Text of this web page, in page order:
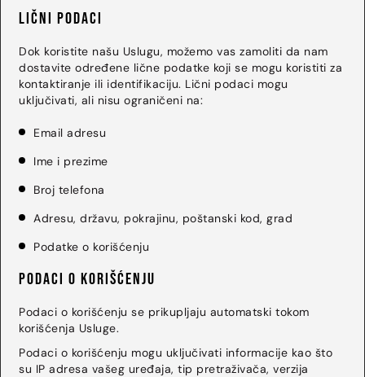
Lični podaci
Dok koristite našu Uslugu, možemo vas zamoliti da nam
dostavite određene lične podatke koji se mogu koristiti za
kontaktiranje ili identifikaciju. Lični podaci mogu
uključivati, ali nisu ograničeni na:
Email adresu
Ime i prezime
Broj telefona
Adresu, državu, pokrajinu, poštanski kod, grad
Podatke o korišćenju
Podaci o korišćenju
Podaci o korišćenju se prikupljaju automatski tokom
korišćenja Usluge.
Podaci o korišćenju mogu uključivati informacije kao što
su IP adresa vašeg uređaja, tip pretraživača, verzija